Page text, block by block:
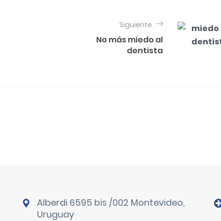
Siguiente
No más miedo al
dentista
Alberdi 6595 bis /002 Montevideo,
Uruguay